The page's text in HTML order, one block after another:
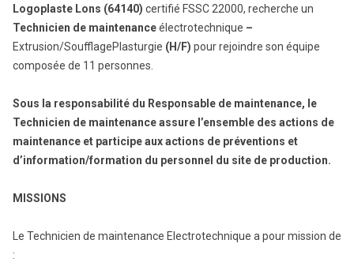
Logoplaste Lons (64140) certifié FSSC 22000, recherche un
Technicien de maintenanceélectrotechnique –
Extrusion/SoufflagePlasturgie (H/F) pour rejoindre son équipe
composée de 11 personnes.
Sous la responsabilité du Responsable de maintenance, le
Technicien de maintenance assure l’ensemble des actions de
maintenance et participe aux actions de préventions et
d’information/formation du personnel du site de production.
MISSIONS
Le Technicien de maintenance Electrotechnique a pour mission de
: